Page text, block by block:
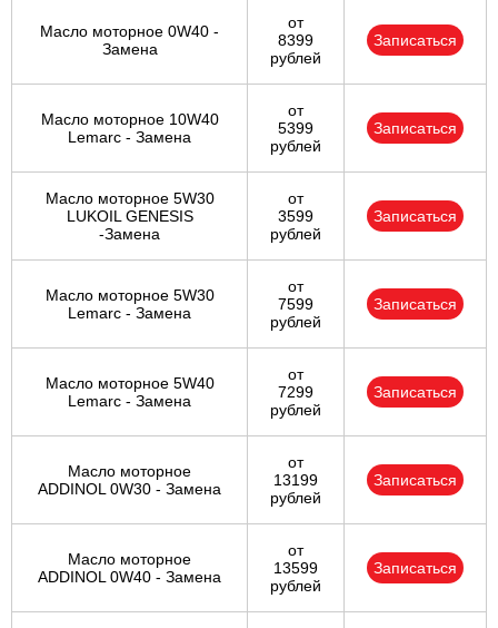
Масло моторное 0W40 -
Замена
от
8399
рублей
Записаться
Масло моторное 10W40
Lemarc - Замена
от
5399
рублей
Записаться
Масло моторное 5W30
LUKOIL GENESIS
-Замена
от
3599
рублей
Записаться
Масло моторное 5W30
Lemarc - Замена
от
7599
рублей
Записаться
Масло моторное 5W40
Lemarc - Замена
от
7299
рублей
Записаться
Масло моторное
ADDINOL 0W30 - Замена
от
13199
рублей
Записаться
Масло моторное
ADDINOL 0W40 - Замена
от
13599
рублей
Записаться